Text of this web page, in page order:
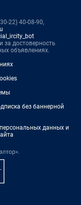
22) 40-08-90,
за достоверность
объявлениях.
без баннерной
данных и